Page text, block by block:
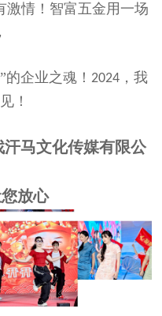
激情！智富五金用一场
企业之魂！ 2024 ，我
！
汗马文化传媒有限公
放心